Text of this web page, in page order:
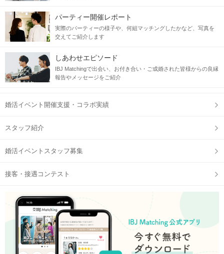
パーティー開催レポート
実際のパーティーの様子や、何組マッチングしたかなど、写真を
交えてご紹介します
しあわせエピソード
IBJ Matchingで出会い、お付き合い・ご成婚された皆様からの良縁
報告やメッセージをご紹介
婚活イベント開催支援・コラボ実績
スタッフ紹介
婚活イベントスタッフ募集
接客・接遇コンテスト